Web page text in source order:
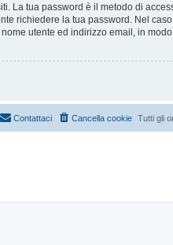
La tua password è il metodo di
richiedere la tua password. Nel
utente ed indirizzo email, in
Tutti gli
Cancella cookie
Contattaci